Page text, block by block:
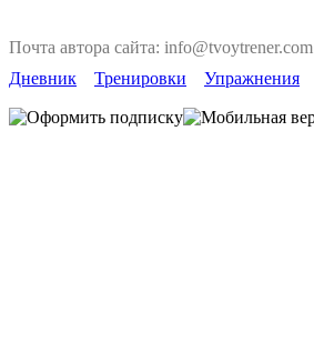
Почта автора сайта: info@tvoytrener.com
Дневник
Тренировки Упражнения